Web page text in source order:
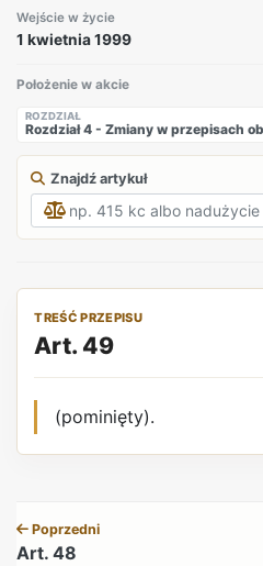
Wejście w życie
1 kwietnia 1999
Położenie w akcie
ROZDZIAŁ
Rozdział 4 - Zmiany w przepisach
Znajdź artykuł
TREŚĆ PRZEPISU
Art. 49
(pominięty).
Poprzedni
Art. 48